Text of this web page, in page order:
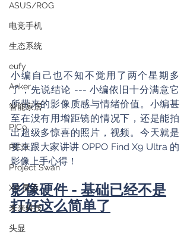
ASUS/ROG
电竞手机
生态系统
eufy
Anker
智能家居
PICo
PICO
Project Swan
XR 显示
未来科技
头显
小编自己也不知不觉用了两个星期多
了，先说结论 --- 小编依旧十分满意它
所带来的影像质感与情绪价值。小编甚
至在没有用增距镜的情况下，还是能拍
出超级多惊喜的照片，视频。今天就是
要来跟大家讲讲 OPPO Find X9 Ultra 的
影像上手心得！
影像硬件 - 基础已经不是
打好这么简单了